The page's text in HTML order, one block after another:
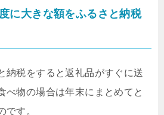
に大きな額をふるさと納税
納税をすると返礼品がすぐに送
べ物の場合は年末にまとめてと
です。